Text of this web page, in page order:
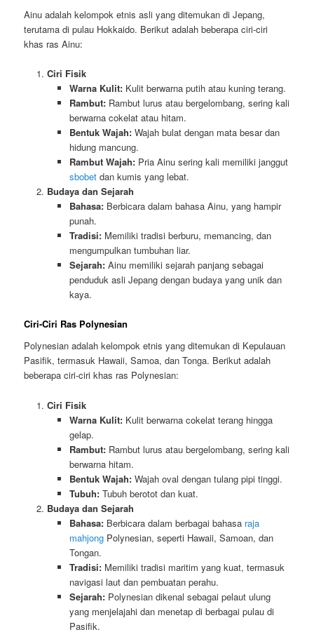
Ainu adalah kelompok etnis asli yang ditemukan di Jepang,
terutama di pulau Hokkaido. Berikut adalah beberapa ciri-ciri
khas ras Ainu:
Ciri Fisik
Warna Kulit: Kulit berwarna putih atau kuning terang.
Rambut: Rambut lurus atau bergelombang, sering kali
berwarna cokelat atau hitam.
Bentuk Wajah: Wajah bulat dengan mata besar dan
hidung mancung.
Rambut Wajah: Pria Ainu sering kali memiliki janggut
sbobet dan kumis yang lebat.
Budaya dan Sejarah
Bahasa: Berbicara dalam bahasa Ainu, yang hampir
punah.
Tradisi: Memiliki tradisi berburu, memancing, dan
mengumpulkan tumbuhan liar.
Sejarah: Ainu memiliki sejarah panjang sebagai
penduduk asli Jepang dengan budaya yang unik dan
kaya.
Ciri-Ciri Ras Polynesian
Polynesian adalah kelompok etnis yang ditemukan di Kepulauan
Pasifik, termasuk Hawaii, Samoa, dan Tonga. Berikut adalah
beberapa ciri-ciri khas ras Polynesian:
Ciri Fisik
Warna Kulit: Kulit berwarna cokelat terang hingga
gelap.
Rambut: Rambut lurus atau bergelombang, sering kali
berwarna hitam.
Bentuk Wajah: Wajah oval dengan tulang pipi tinggi.
Tubuh: Tubuh berotot dan kuat.
Budaya dan Sejarah
Bahasa: Berbicara dalam berbagai bahasa raja
mahjong Polynesian, seperti Hawaii, Samoan, dan
Tongan.
Tradisi: Memiliki tradisi maritim yang kuat, termasuk
navigasi laut dan pembuatan perahu.
Sejarah: Polynesian dikenal sebagai pelaut ulung
yang menjelajahi dan menetap di berbagai pulau di
Pasifik.